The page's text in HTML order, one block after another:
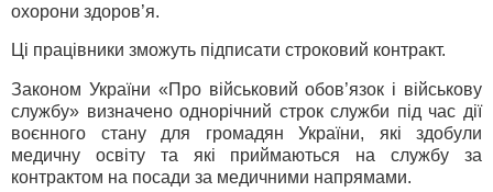
охорони здоров’я.
Ці працівники зможуть підписати строковий контракт.
Законом України «Про військовий обов’язок і військову
службу» визначено однорічний строк служби під час дії
воєнного стану для громадян України, які здобули
медичну освіту та які приймаються на службу за
контрактом на посади за медичними напрямами.